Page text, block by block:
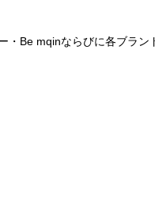
Be mqinならびに各ブラン